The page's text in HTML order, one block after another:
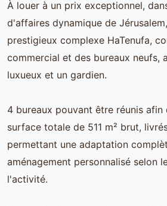
À louer à un prix exceptionnel,
d'affaires dynamique de
prestigieux complexe HaTenufa,
commercial et des bureaux neufs,
luxueux et un gardien.
4 bureaux pouvant être réunis afin
surface totale de 511 m² brut,
permettant une adaptation
aménagement personnalisé selon
l'activité.